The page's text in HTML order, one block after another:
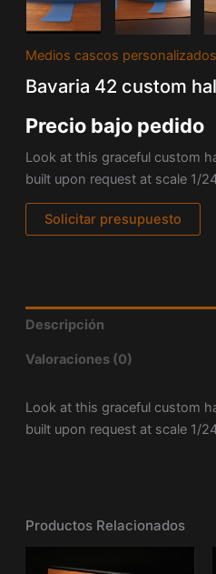
Medios cascos personalizados
Bavaria 42 custom
Precio bajo pedido
Look at this graceful custom
built upon request at scale 1/
Solicitar presupuesto
Descripción
Valoraciones (0)
Look at this graceful custom
built upon request at scale 1/
Productos Relacionados